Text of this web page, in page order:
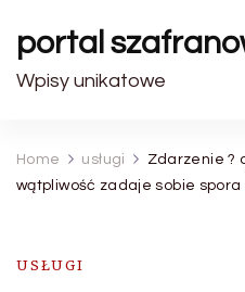
portal
Wpisy unikatowe
Home usługi
Zdarzenie ?
wątpliwość zadaje sobie
USŁUGI